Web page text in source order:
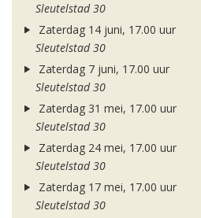
Sleutelstad 30
Zaterdag 14 juni, 17.00 uur
Sleutelstad 30
Zaterdag 7 juni, 17.00 uur
Sleutelstad 30
Zaterdag 31 mei, 17.00 uur
Sleutelstad 30
Zaterdag 24 mei, 17.00 uur
Sleutelstad 30
Zaterdag 17 mei, 17.00 uur
Sleutelstad 30